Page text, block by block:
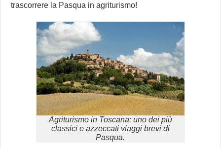
trascorrere la Pasqua in agriturismo!
Agriturismo in Toscana: uno dei più
classici e azzeccati viaggi brevi di
Pasqua.